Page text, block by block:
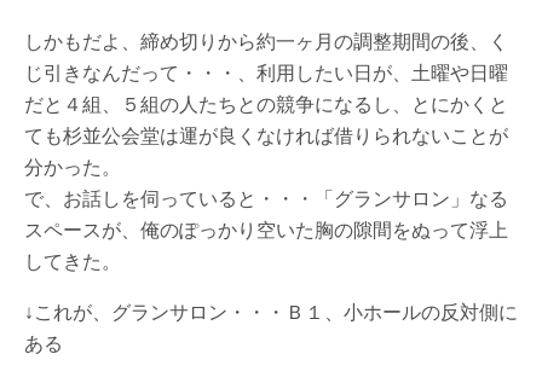
しかもだよ、締め切りから約一ヶ月の調整期間の後、く
じ引きなんだって・・・、利用したい日が、土曜や日曜
だと４組、５組の人たちとの競争になるし、とにかくと
ても杉並公会堂は運が良くなければ借りられないことが
分かった。
で、お話しを伺っていると・・・「グランサロン」なる
スペースが、俺のぽっかり空いた胸の隙間をぬって浮上
してきた。
↓これが、グランサロン・・・Ｂ１、小ホールの反対側に
ある